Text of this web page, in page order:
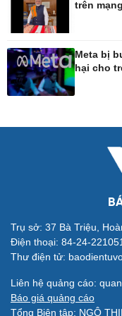
Công nghệ
Sành điệu
Tin Công nghệ
Trải nghiệm
Chuyển đổi số
Đời sống
Nhà đẹp
Blog
trên
Meta bị
hại cho
Trụ sở: 37 Bà Triệu,
Điện thoại: 84-24-
Thư điện tử:
Liên hệ quảng cáo:
Báo giá quảng cáo
Tổng Biên tập: NGÔ